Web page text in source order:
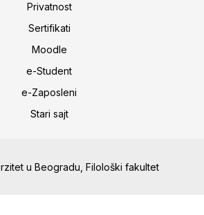
Privatnost
Sertifikati
Moodle
e-Student
e-Zaposleni
Stari sajt
u Beogradu, Filološki fakultet